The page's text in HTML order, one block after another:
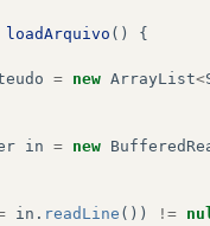
loadArquivo () {
= new ArrayList<
in = new
in . readLine ()) !=